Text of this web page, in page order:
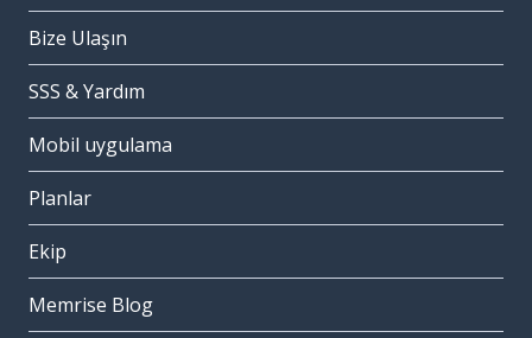
Bize Ulaşın
SSS & Yardım
Mobil uygulama
Planlar
Ekip
Memrise Blog